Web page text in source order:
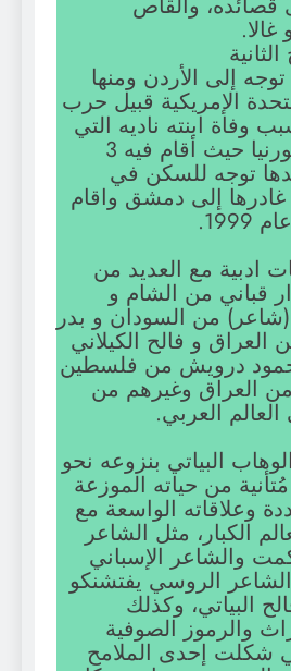
1991م توجه إلى الأردن ومنها
الإمريكية قبيل حرب
وفاة ابنته ناديه التي
تسكن في كاليفورنيا حيث أقام فيه 3
توجه للسكن في
غادرها إلى دمشق واقام
ادبية مع العديد من
قباني من الشام و
من السودان و بدر
و فالح الكيلاني
درويش من فلسطين
من العراق وغيرهم من
العربي.
البياتي بنزوعه نحو
من حياته الموزعة
وعلاقاته الواسعة مع
الكبار، مثل الشاعر
والشاعر الإسباني
الروسي يفتشنكو
البياتي، وكذلك
والرموز الصوفية
شكلت إحدى الملامح